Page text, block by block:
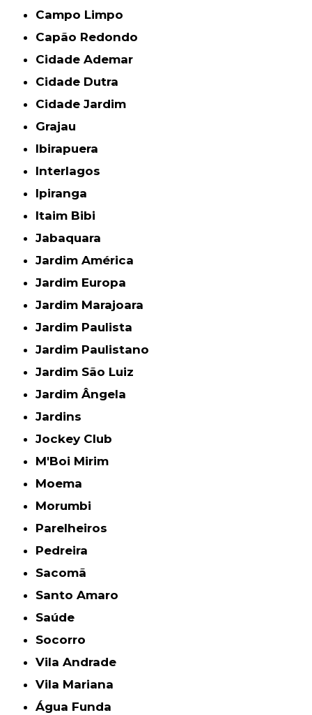
Campo Limpo
Capão Redondo
Cidade Ademar
Cidade Dutra
Cidade Jardim
Grajau
Ibirapuera
Interlagos
Ipiranga
Itaim Bibi
Jabaquara
Jardim América
Jardim Europa
Jardim Marajoara
Jardim Paulista
Jardim Paulistano
Jardim São Luiz
Jardim Ângela
Jardins
Jockey Club
M'Boi Mirim
Moema
Morumbi
Parelheiros
Pedreira
Sacomã
Santo Amaro
Saúde
Socorro
Vila Andrade
Vila Mariana
Água Funda